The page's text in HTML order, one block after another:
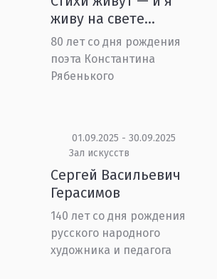
живу на свете...
80 лет со дня рождения
поэта Константина
Рябенького
01.09.2025 - 30.09.2025
Зал искусств
Сергей Васильевич
Герасимов
140 лет со дня рождения
русского народного
художника и педагога